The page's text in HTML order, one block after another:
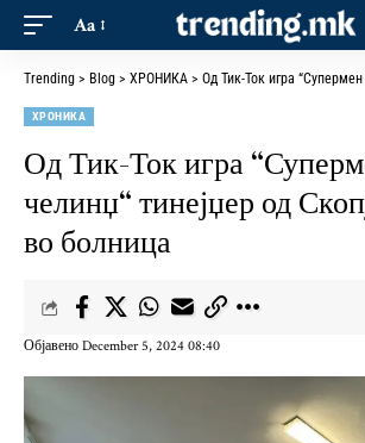
Aa
Trending > Blog > ХРОНИКА > Од Тик-Ток игра “Супермен челинџ“
ХРОНИКА
Од Тик-Ток игра
челинџ“ тинејџер од
во болница
Објавено December 5, 2024 08:40